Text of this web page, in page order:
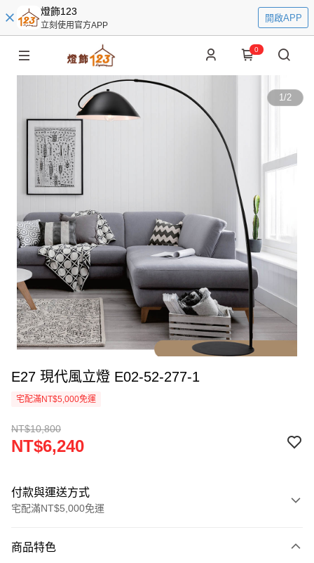
燈飾123
立刻使用官方APP
開啟APP
0
1/2
E27 現代風立燈 E02-52-277-1
宅配滿NT$5,000免運
NT$10,800
NT$6,240
付款與運送方式
宅配滿NT$5,000免運
信用卡一次付款
商品特色